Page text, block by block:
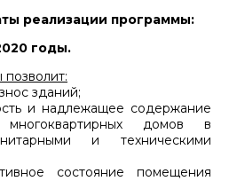
реализации программы:
годы.
зданий;
и надлежащее содержание
домов в
и техническими
состояние помещения